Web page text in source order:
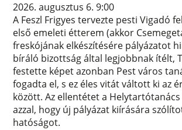
2026. augusztus 6. 9:00
A Feszl Frigyes tervezte pesti Vigadó
első emeleti étterem (akkor
freskójának elkészítésére pályázatot
bíráló bizottság által legjobbnak ítélt,
festette képet azonban Pest város
fogadta el, s ez éles vitát váltott ki az
között. Az ellentétet a
azzal, hogy új pályázat kiírására
hatóságot.